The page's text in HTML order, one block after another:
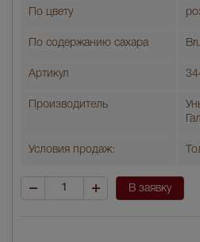
По цвету
По содержанию сахара
Артикул
Производитель
Условия продаж:
В заявку